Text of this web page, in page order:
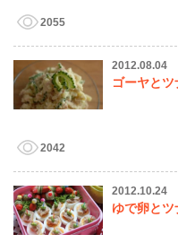
2055
2012.08.04
ゴーヤと
2042
2012.10.24
ゆで卵と